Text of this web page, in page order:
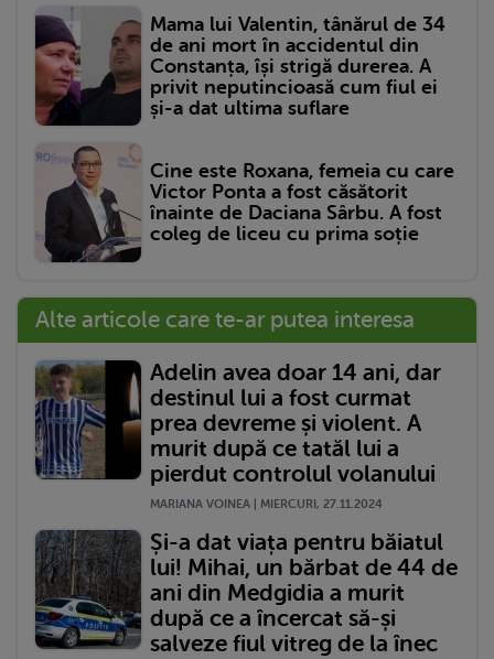
Mama lui Valentin, tânărul de 34
de ani mort în accidentul din
Constanța, își strigă durerea. A
privit neputincioasă cum fiul ei
și-a dat ultima suflare
Cine este Roxana, femeia cu care
Victor Ponta a fost căsătorit
înainte de Daciana Sârbu. A fost
coleg de liceu cu prima soție
Alte articole care te-ar putea interesa
Adelin avea doar 14 ani, dar
destinul lui a fost curmat
prea devreme și violent. A
murit după ce tatăl lui a
pierdut controlul volanului
MARIANA VOINEA | MIERCURI, 27.11.2024
Și-a dat viața pentru băiatul
lui! Mihai, un bărbat de 44 de
ani din Medgidia a murit
după ce a încercat să-și
salveze fiul vitreg de la înec